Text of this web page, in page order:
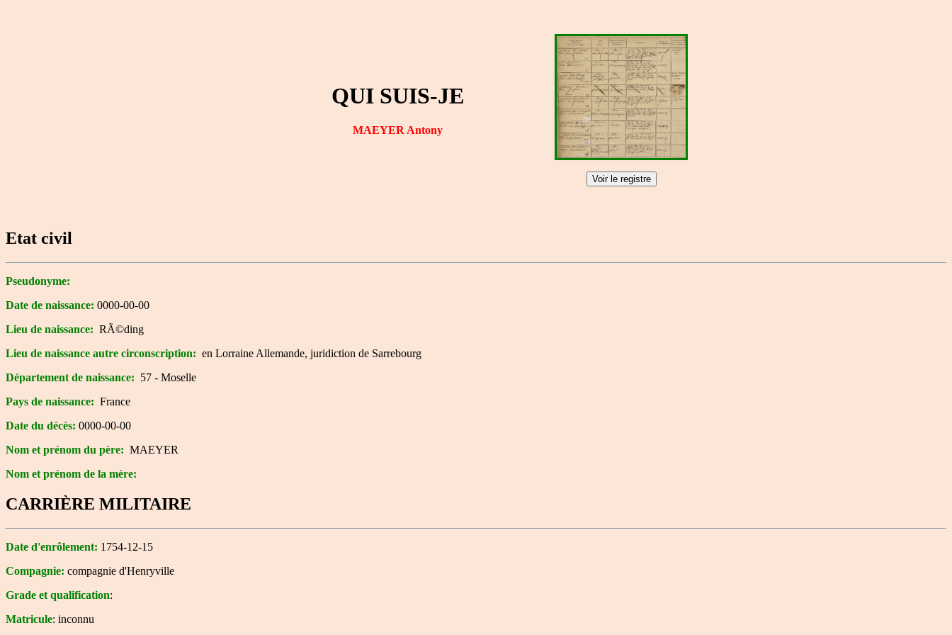
QUI SUIS-JE
MAEYER Antony
Etat civil
Pseudonyme:
Date de naissance: 0000-00-00
Lieu de naissance: RÃ©ding
Lieu de naissance autre circonscription: en Lorraine Allemande, juridiction de Sarrebourg
Département de naissance: 57 - Moselle
Pays de naissance: France
Date du décès: 0000-00-00
Nom et prénom du père: MAEYER
Nom et prénom de la mère:
CARRIÈRE MILITAIRE
Date d'enrôlement: 1754-12-15
Compagnie: compagnie d'Henryville
Grade et qualification:
Matricule: inconnu